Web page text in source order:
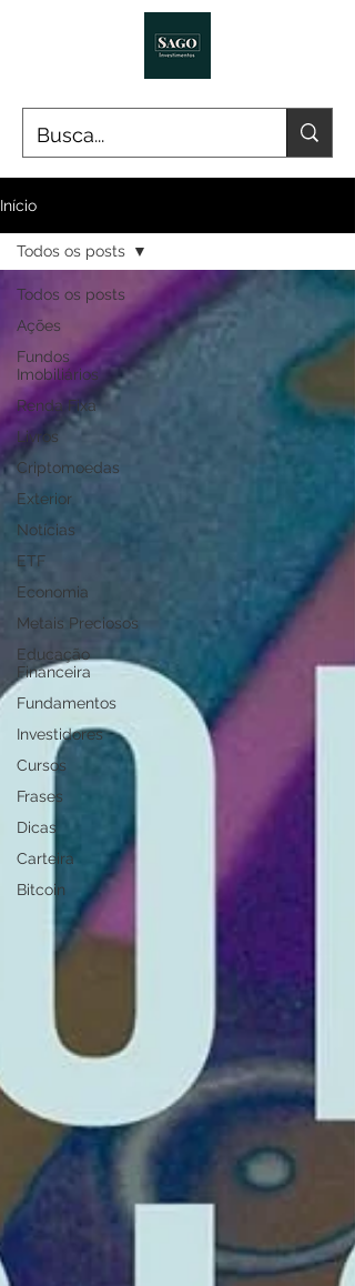
Início
Todos os posts
Ações
Fundos
Imobiliários
Renda Fixa
Livros
Criptomoedas
Exterior
Notícias
ETF
Economia
Metais Preciosos
Educação
Financeira
Fundamentos
Investidores
Cursos
Frases
Dicas
Carteira
Bitcoin
Todos os posts